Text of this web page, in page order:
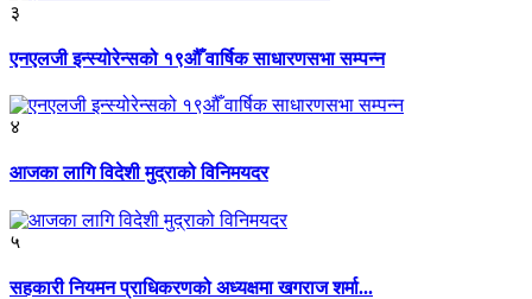
३
एनएलजी इन्स्योरेन्सको १९औँ वार्षिक साधारणसभा सम्पन्न
४
आजका लागि विदेशी मुद्राको विनिमयदर
५
सहकारी नियमन प्राधिकरणको अध्यक्षमा खगराज शर्मा...